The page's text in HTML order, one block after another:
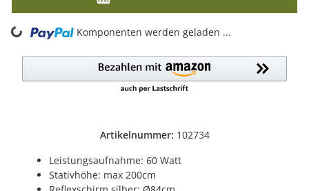
Artikelnummer: 102734
Leistungsaufnahme: 60 Watt
Stativhöhe: max 200cm
Komponenten werden geladen ...